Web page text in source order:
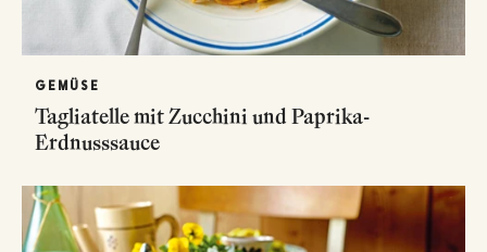
GEMÜSE
Tagliatelle mit Zucchini und Paprika-
Erdnusssauce